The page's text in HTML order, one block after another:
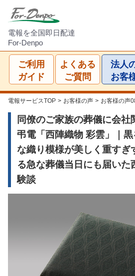
電報を全国即日配達
For-Denpo
ご利用
ガイド
よくある
ご質問
法人
お客
電報サービスTOP > お客様の声 > お客様の声
同僚のご家族の葬儀に会社
弔電「西陣織物 彩雲」｜
な織り模様が美しく重すぎ
る急な葬儀当日にも届いた
験談